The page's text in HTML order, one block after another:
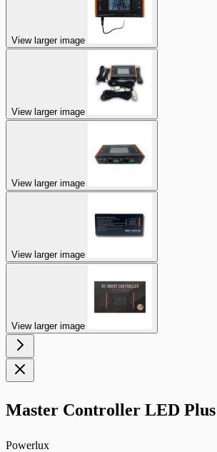
View larger image
View larger image
View larger image
View larger image
View larger image
Master Controller LED
Powerlux